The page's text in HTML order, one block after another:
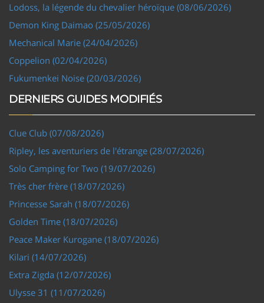
Lodoss, la légende du chevalier héroïque (08/06/2026)
Demon King Daimao (25/05/2026)
Mechanical Marie (24/04/2026)
Coppelion (02/04/2026)
Fukumenkei Noise (20/03/2026)
DERNIERS GUIDES MODIFIÉS
Clue Club (07/08/2026)
Ripley, les aventuriers de l'étrange (28/07/2026)
Solo Camping for Two (19/07/2026)
Très cher frère (18/07/2026)
Princesse Sarah (18/07/2026)
Golden Time (18/07/2026)
Peace Maker Kurogane (18/07/2026)
Kilari (14/07/2026)
Extra Zigda (12/07/2026)
Ulysse 31 (11/07/2026)